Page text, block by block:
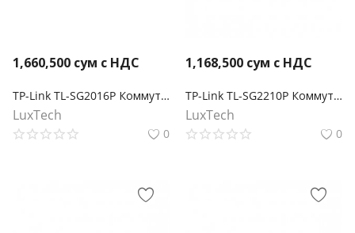
1,660,500 сум с НДС
TP-Link TL-SG2016P Коммутатор JetStream Smart с 16 гигабитными портами (8 портов PoE+)
LuxTech
0
1,168,500 сум с НДС
TP-Link TL-SG2210P Коммутатор JetStream Smart с 8 портами PoE+ и 2 портами SFP
LuxTech
0